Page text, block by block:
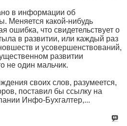
в информации об
Меняется какой-нибудь
ошибка, что свидетельствует о
в развитии, или каждый раз
и усовершенствований,
развитии
не один мальчик.
своих слов, разумеется,
поставил бы ссылку на
Инфо-Бухгалтер,...